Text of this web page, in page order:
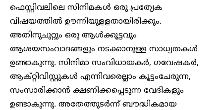
ഫെസ്റ്റിവലിലെ സിനിമകൾ ഒരു പ്രത്യേക
വിഷയത്തിൽ ഊന്നിയുളളതായിരിക്കും.
അതിനുചുറ്റും ഒരു ആൾക്കൂട്ടവും
ആശയസംവാദങ്ങളും നടക്കാനുള്ള സാധ്യതകൾ
ഉണ്ടാകുന്നു. സിനിമാ സംവിധായകർ, ഗവേഷകർ,
ആക്റ്റിവിസ്റ്റുകൾ എന്നിവരെല്ലാം കൂട്ടംചേരുന്ന,
സംസാരിക്കാൻ ക്ഷണിക്കപ്പെടുന്ന വേദികളും
ഉണ്ടാകുന്നു. അതേത്തുടർന്ന് ബൗദ്ധികമായ